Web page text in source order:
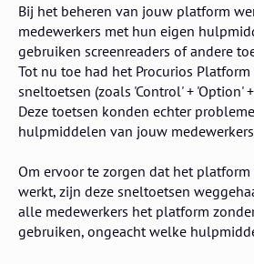
Bij het beheren van jouw platform
medewerkers met hun eigen
gebruiken screenreaders of andere
Tot nu toe had het Procurios
sneltoetsen (zoals 'Control' + 'Option'
Deze toetsen konden echter
hulpmiddelen van jouw
Om ervoor te zorgen dat het
werkt, zijn deze sneltoetsen
alle medewerkers het platform
gebruiken, ongeacht welke